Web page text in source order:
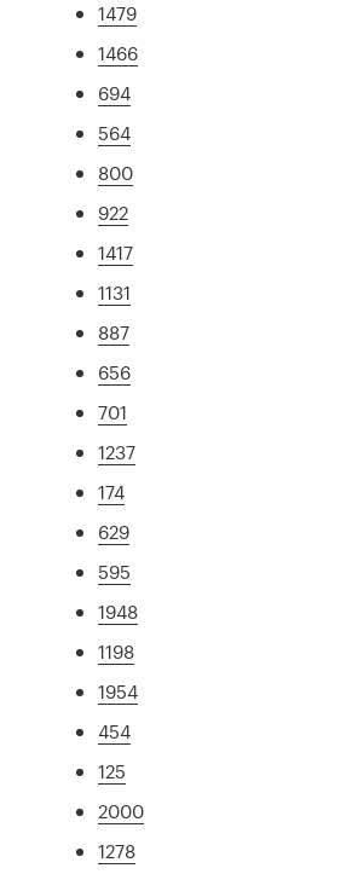
1479
1466
694
564
800
922
1417
1131
887
656
701
1237
174
629
595
1948
1198
1954
454
125
2000
1278